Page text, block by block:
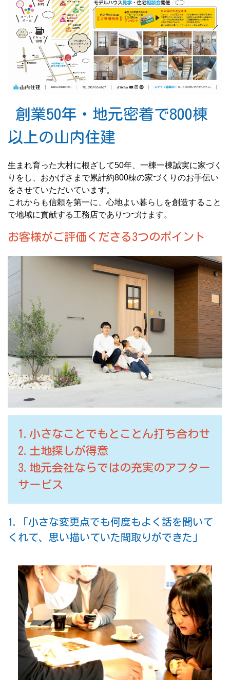
創業50年・地元密着で800棟
以上の山内住建
生まれ育った大村に根ざして50年、一棟一棟誠実に家づく
りをし、おかげさまで累計約800棟の家づくりのお手伝い
をさせていただいています。
これからも信頼を第一に、心地よい暮らしを創造すること
で地域に貢献する工務店でありつづけます。
お客様がご評価くださる3つのポイント
1.小さなことでもとことん打ち合わせ
2.土地探しが得意
3.地元会社ならではの充実のアフター
サービス
1.「小さな変更点でも何度もよく話を聞いて
くれて、思い描いていた間取りができた」